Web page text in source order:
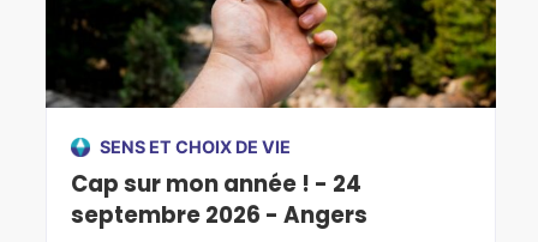
SENS ET CHOIX DE VIE
Cap sur mon année ! - 24
septembre 2026 - Angers